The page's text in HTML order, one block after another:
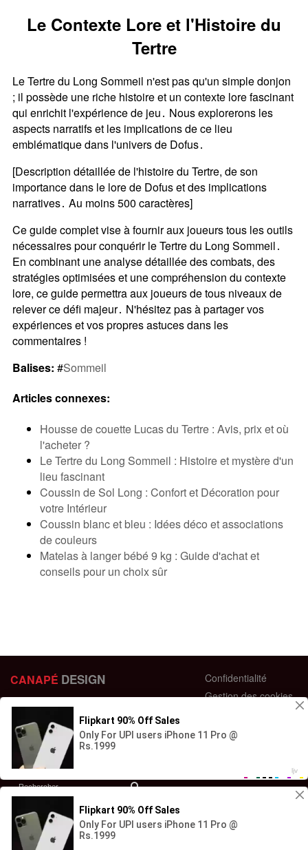
Le Contexte Lore et l'Histoire du
Tertre
Le Tertre du Long Sommeil n'est pas qu'un simple donjon
; il possède une riche histoire et un contexte lore fascinant
qui enrichit l'expérience de jeu․ Nous explorerons les
aspects narratifs et les implications de ce lieu
emblématique dans l'univers de Dofus․
[Description détaillée de l'histoire du Tertre, de son
importance dans le lore de Dofus et des implications
narratives․ Au moins 500 caractères]
Ce guide complet vise à fournir aux joueurs tous les outils
nécessaires pour conquérir le Tertre du Long Sommeil․
En combinant une analyse détaillée des combats, des
stratégies optimisées et une compréhension du contexte
lore, ce guide permettra aux joueurs de tous niveaux de
relever ce défi majeur․ N'hésitez pas à partager vos
expériences et vos propres astuces dans les
commentaires !
Balises: #Sommeil
Articles connexes:
Housse de couette Lucas du Tertre : Avis, prix et où
l'acheter ?
Le Tertre du Long Sommeil : Histoire et mystère d'un
lieu fascinant
Coussin de Sol Long : Confort et Décoration pour
votre Intérieur
Coussin blanc et bleu : Idées déco et associations
de couleurs
Matelas à langer bébé 9 kg : Guide d'achat et
conseils pour un choix sûr
CANAPÉ DESIGN
44 bis Rue des Bardines
63370 Lempdes, France
+33 658358352
Confidentialité
Gestion des cookies
Retour et échange
Contactez-nous
© Copyright - 2023